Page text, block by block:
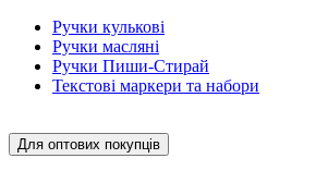
Ручки кулькові
Ручки масляні
Ручки Пиши-Стирай
Текстові маркери та набори
Для оптових покупців